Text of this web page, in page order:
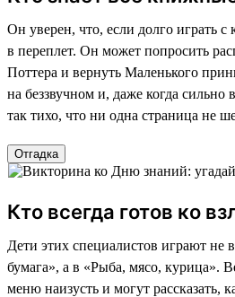
Он уверен, что, если долго играть
в переплет. Он может попросить
Поттера и вернуть Маленького
на беззвучном и, даже когда сильно
так тихо, что ни одна страница не
Отгадка
Кто всегда готов ко
Дети этих специалистов играют
бумага», а в «Рыба, мясо, курица».
меню наизусть и могут рассказать,